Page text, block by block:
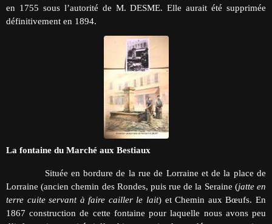
en 1755 sous l’autorité de M. DESME. Elle aurait été supprimée
définitivement en 1894.
La fontaine du Marché aux Bestiaux
Située en bordure de la rue de Lorraine et de la place de
Lorraine (ancien chemin des Rondes, puis rue de la Seraine (jatte en
terre cuite servant à faire cailler le lait) et Chemin aux Bœufs. En
1867 construction de cette fontaine pour laquelle nous avons peu